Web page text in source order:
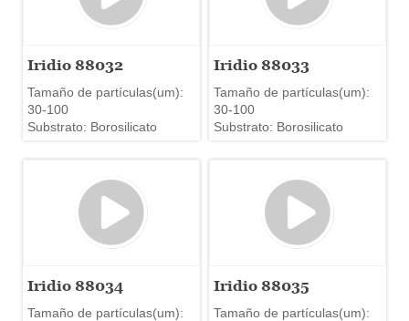
Iridio 88032
Tamaño de partículas(um):
30-100
Substrato: Borosilicato
Iridio 88033
Tamaño de partículas(um):
30-100
Substrato: Borosilicato
Iridio 88034
Tamaño de partículas(um):
Iridio 88035
Tamaño de partículas(um):